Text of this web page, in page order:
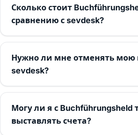
Сколько стоит
сравнению с sevdesk?
Нужно ли мне отменять мою
sevdesk?
Могу ли я с Buchführungsheld
выставлять счета?